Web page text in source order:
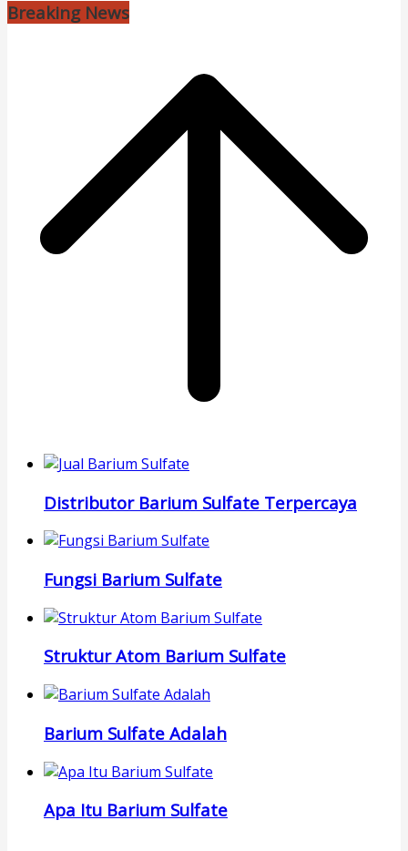
Breaking News
Distributor Barium Sulfate Terpercaya
Fungsi Barium Sulfate
Struktur Atom Barium Sulfate
Barium Sulfate Adalah
Apa Itu Barium Sulfate